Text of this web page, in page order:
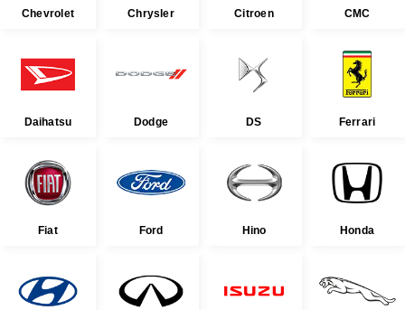
Chevrolet Chrysler Citroen CMC
Daihatsu Dodge DS Ferrari
Fiat Ford Hino Honda